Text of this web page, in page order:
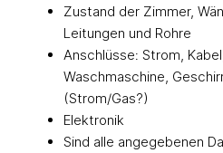
Zustand der Zimmer,
Leitungen und Rohre
Anschlüsse: Strom,
Waschmaschine,
(Strom/Gas?)
Elektronik
Sind alle angegebenen